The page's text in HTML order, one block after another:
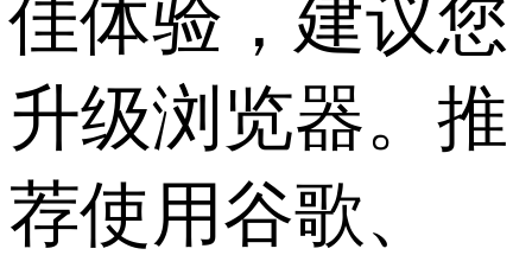
佳体验，建议您
升级浏览器。推
荐使用谷歌、